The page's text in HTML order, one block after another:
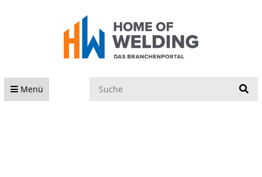
Menü